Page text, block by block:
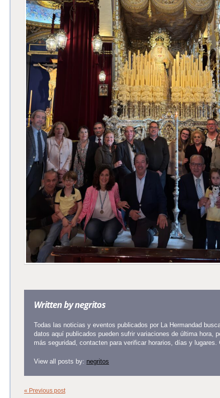
Written bynegritos
Todas las noticias y eventos publicados por La Hermandad
datos aquí publicados pueden sufrir variaciones de última hora,
más seguridad, contacten para verificar horarios, días y lugares.
View all posts by: negritos
« Previous post